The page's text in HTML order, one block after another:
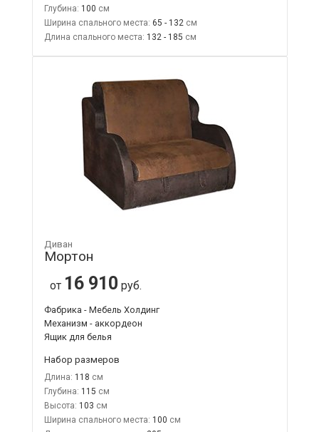
Глубина: 100
Ширина спального места: 65 - 132
Длина спального места: 132 - 185
Диван
Мортон
от 16 910 руб.
Фабрика - Мебель Холдинг
Механизм - аккордеон
Ящик для белья
Набор размеров
Длина: 118
Глубина: 115
Высота: 103
Ширина спального места: 100